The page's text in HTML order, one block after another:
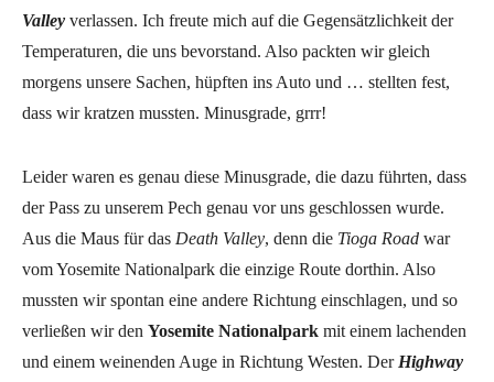
Valley verlassen. Ich freute mich auf die Gegensätzlichkeit der
Temperaturen, die uns bevorstand. Also packten wir gleich
morgens unsere Sachen, hüpften ins Auto und … stellten fest,
dass wir kratzen mussten. Minusgrade, grrr!
Leider waren es genau diese Minusgrade, die dazu führten, dass
der Pass zu unserem Pech genau vor uns geschlossen wurde.
Aus die Maus für das Death Valley, denn die Tioga Road war
vom Yosemite Nationalpark die einzige Route dorthin. Also
mussten wir spontan eine andere Richtung einschlagen, und so
verließen wir den Yosemite Nationalpark mit einem lachenden
und einem weinenden Auge in Richtung Westen. Der Highway